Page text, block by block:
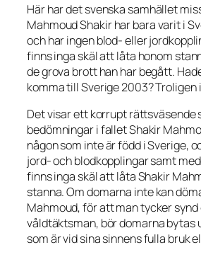
Här har det svenska samhället
Mahmoud Shakir har bara varit i
och har ingen blod- eller
finns inga skäl att låta honom
de grova brott han har begått.
komma till Sverige 2003? Troligen
Det visar ett korrupt rättsväsende
bedömningar i fallet Shakir
någon som inte är född i Sverige,
jord- och blodkopplingar samt
finns inga skäl att låta Shakir
stanna. Om domarna inte kan
Mahmoud, för att man tycker synd
våldtäktsman, bör domarna bytas
som är vid sina sinnens fulla bruk